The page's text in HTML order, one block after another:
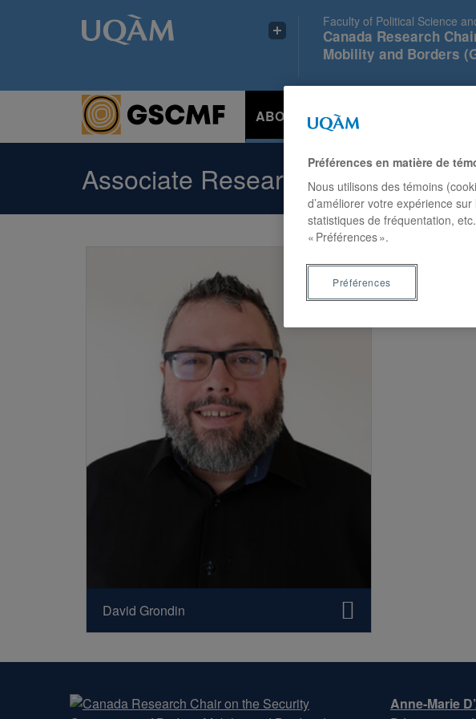
Faculty of Political Science
Canada Research
Mobility and Borders
ABOUT US RESEARCH
Associate Researchers
David Grondin
Anne-Marie
Préférences en matière de
Nous utilisons des témoins
d’améliorer votre expérience
statistiques de fréquentation,
« Préférences ».
Préférences